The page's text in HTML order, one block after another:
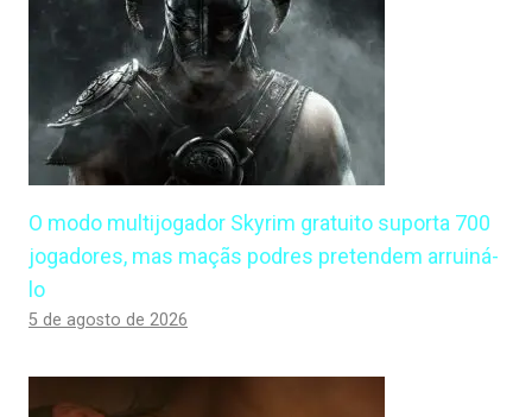
O modo multijogador Skyrim gratuito suporta 700
jogadores, mas maçãs podres pretendem arruiná-
lo
5 de agosto de 2026